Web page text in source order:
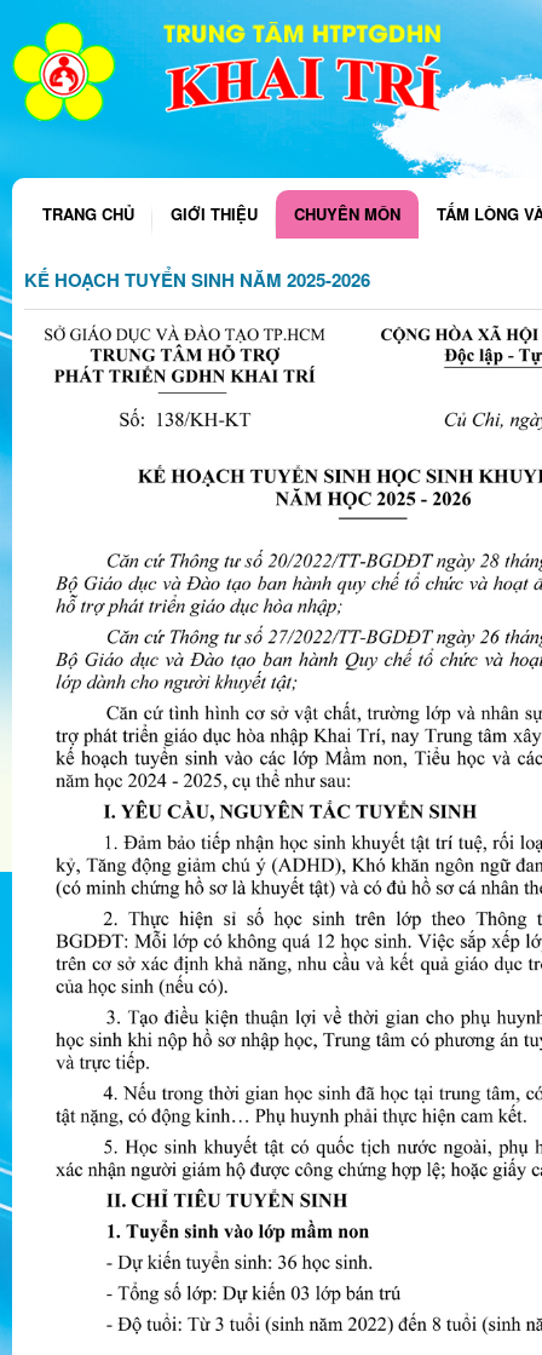
TRANG CHỦ GIỚI THIỆU CHUYÊN MÔN TẤM LÒNG
KẾ HOẠCH TUYỂN SINH NĂM 2025-2026